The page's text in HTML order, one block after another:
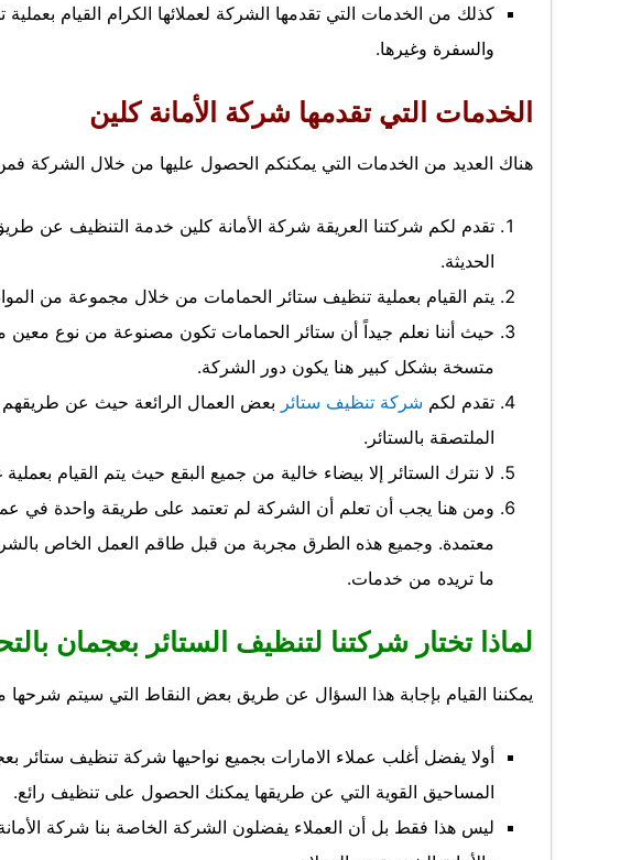
كذلك من الخدمات التي تقدمها الشركة لعملائها الكرام القيام
والسفرة وغيرها.
الخدمات التي تقدمها شركة الأمانة كلين
هناك العديد من الخدمات التي يمكنكم الحصول عليها من خلال الشركة
تقدم لكم شركتنا العريقة شركة الأمانة كلين خدمة التنظيف عن
الحديثة.
يتم القيام بعملية تنظيف ستائر الحمامات من خلال مجموعة من
حيث أننا نعلم جيداً أن ستائر الحمامات تكون مصنوعة من نوع
متسخة بشكل كبير هنا يكون دور الشركة.
تقدم لكم شركة تنظيف ستائر بعض العمال الرائعة حيث عن طريقهم
الملتصقة بالستائر.
لا نترك الستائر إلا بيضاء خالية من جميع البقع حيث يتم القيام
ومن هنا يجب أن تعلم أن الشركة لم تعتمد على طريقة واحدة في
معتمدة. وجميع هذه الطرق مجربة من قبل طاقم العمل الخاص
ما تريده من خدمات.
لماذا تختار شركتنا لتنظيف الستائر بعجمان
يمكننا القيام بإجابة هذا السؤال عن طريق بعض النقاط التي سيتم شرحها
أولا يفضل أغلب عملاء الامارات بجميع نواحيها شركة تنظيف
المساحيق القوية التي عن طريقها يمكنك الحصول على تنظيف رائع.
ليس هذا فقط بل أن العملاء يفضلون الشركة الخاصة بنا شركة